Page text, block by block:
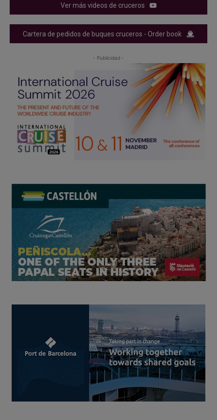
Ver más videos de cruceros
Cartera de pedidos de buques cruceros - Order book
- Publicidad -